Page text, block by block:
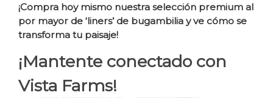
¡Compra hoy mismo nuestra selección premium al
por mayor de ‘liners’ de bugambilia y ve cómo se
transforma tu paisaje!
¡Mantente conectado con
Vista Farms!